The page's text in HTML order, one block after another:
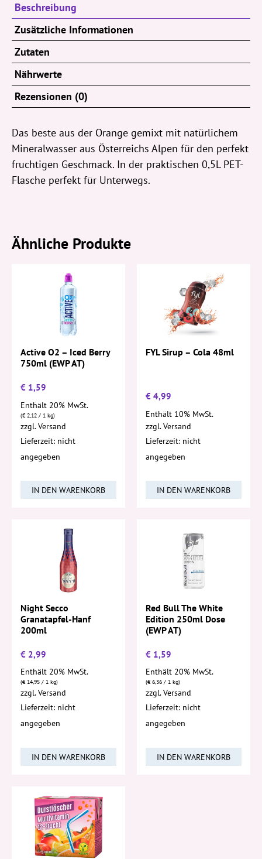
Beschreibung
Zusätzliche Informationen
Zutaten
Nährwerte
Rezensionen (0)
Das beste aus der Orange gemixt mit natürlichem
Mineralwasser aus Österreichs Alpen für den perfekt
fruchtigen Geschmack. In der praktischen 0,5L PET-
Flasche perfekt für Unterwegs.
Ähnliche Produkte
Active O2 – Iced Berry
750ml (EWP AT)
€ 1,59
Enthält 20% MwSt.
(€2,12 / 1 kg)
zzgl.Versand
Lieferzeit: nicht
angegeben
IN DEN WARENKORB
FYL Sirup – Cola 48ml
€ 4,99
Enthält 10% MwSt.
zzgl.Versand
Lieferzeit: nicht
angegeben
IN DEN WARENKORB
Night Secco
Granatapfel-Hanf
200ml
€ 2,99
Enthält 20% MwSt.
(€14,95 / 1 kg)
zzgl.Versand
Lieferzeit: nicht
angegeben
IN DEN WARENKORB
Red Bull The White
Edition 250ml Dose
(EWP AT)
€ 1,59
Enthält 20% MwSt.
(€6,36 / 1 kg)
zzgl.Versand
Lieferzeit: nicht
angegeben
IN DEN WARENKORB